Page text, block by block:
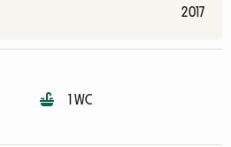
2017
1 WC